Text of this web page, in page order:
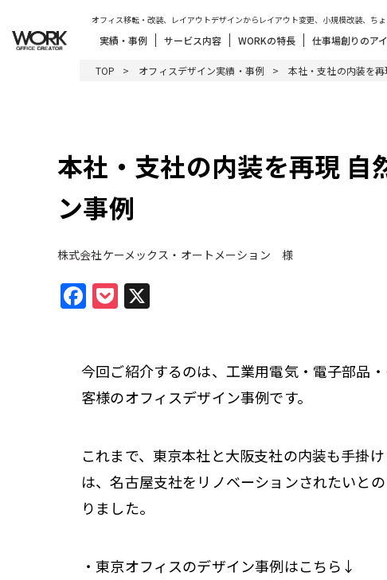
オフィス移転・改装、レイアウトデザインからレイアウト変更、小規模改装、ち
実績・事例 サービス内容 WORKの特長 仕事場創りのア
TOP オフィスデザイン実績・事例 本社・支社の内装を
本社・支社の内装を再現 自
ン事例
株式会社ケーメックス・オートメーション 様
Facebook
Pocket
今回ご紹介するのは、工業用電気・電子部品
客様のオフィスデザイン事例です。
これまで、東京本社と大阪支社の内装も手掛
は、名古屋支社をリノベーションされたいと
りました。
・東京オフィスのデザイン事例はこちら↓